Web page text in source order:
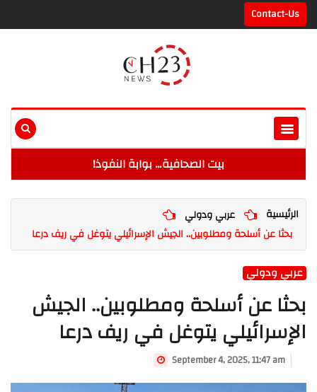
Contact-Us
بيت الصحافية… بوابة النفوذ!
الرئيسية
عربي ودولي
بحثا عن أسلحة ومطلوبين.. الجيش الإسرائيلي يتوغل في ريف درعا
عربي ودولي
بحثا عن أسلحة ومطلوبين.. الجيش
الإسرائيلي يتوغل في ريف درعا
September 4, 2025, 11:47 am